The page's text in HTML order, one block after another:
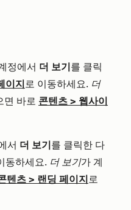
정에서 더 보기를 클릭
이지로 이동하세요. 더
면 바로 콘텐츠 > 웹사이
서 더 보기를 클릭한 다
동하세요. 더 보기가 계
텐츠 > 랜딩 페이지로